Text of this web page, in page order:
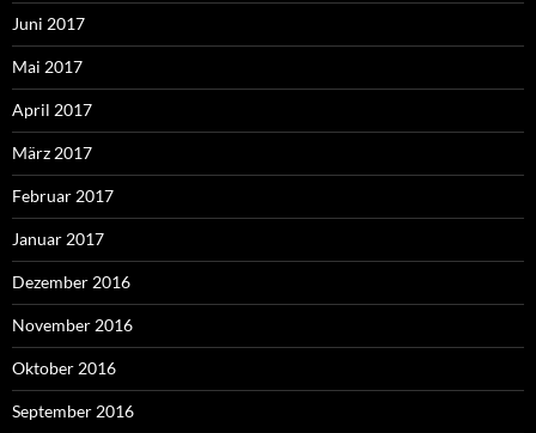
Juni 2017
Mai 2017
April 2017
März 2017
Februar 2017
Januar 2017
Dezember 2016
November 2016
Oktober 2016
September 2016